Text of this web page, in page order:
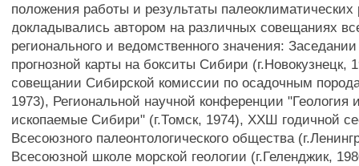
положения работы и результаты палеоклиматических
докладывались автором на различных совещаниях
регионального и ведомственного значения:
прогнозной карты на бокситы Сибири (г.Новокузнецк,
совещании Сибирской комиссии по осадочным
1973), Региональной научной конференции "Геология
ископаемые Сибири" (г.Томск, 1974), ХХШ годичной
Всесоюзного палеонтологического общества
Всесоюзной школе морской геологии (г.Геленджик,